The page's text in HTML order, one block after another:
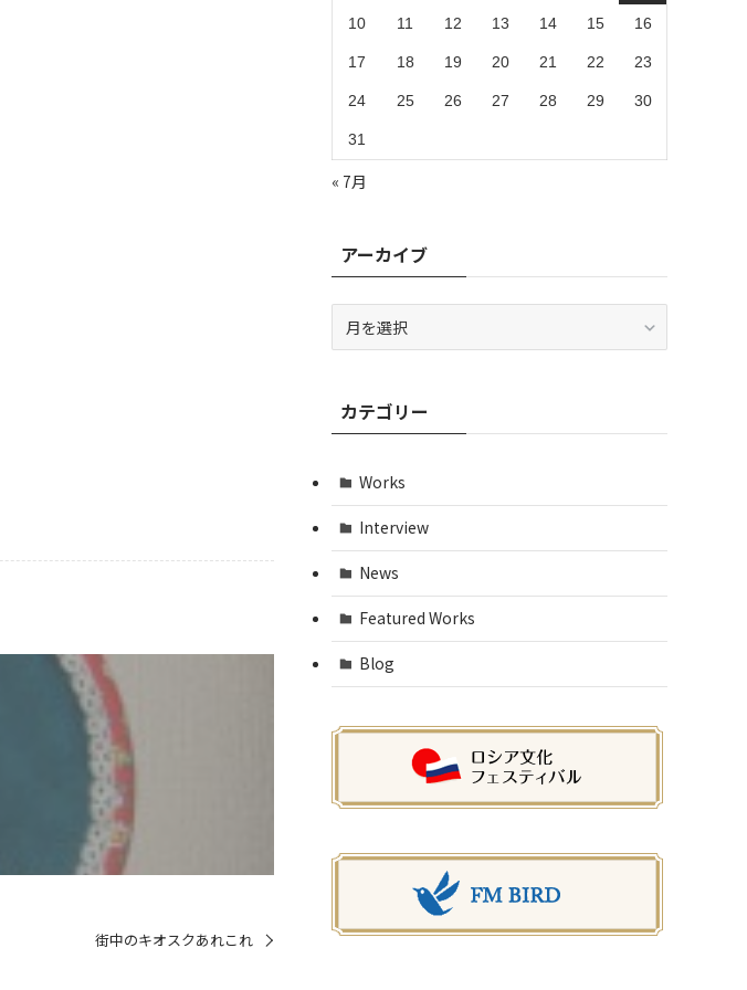
街中のキオスクあれこれ
10 11 12 13 14 15 16
17 18 19 20 21 22 23
24 25 26 27 28 29 30
31
« 7月
アーカイブ
ブカテゴリー
Works
Interview
News
Featured Works
Blog